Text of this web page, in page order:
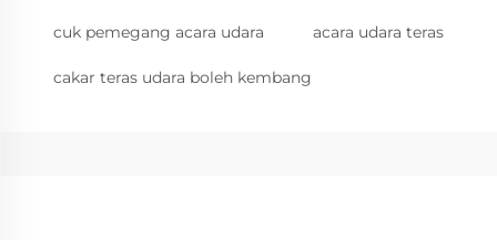
cuk pemegang acara udara acara udara teras
cakar teras udara boleh kembang